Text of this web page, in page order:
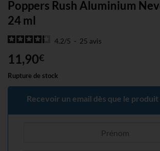
Poppers Rush Aluminium
24 ml
4.2/5 - 25 avis
11,90€
Rupture de stock
Recevoir un email dès que le